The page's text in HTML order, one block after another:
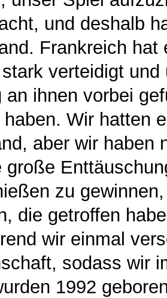
und deshalb
Frankreich
verteidigt
an ihnen vorbei
Wir hatten
aber wir haben
große
zu
die getroffen
wir einmal
sodass wir
1992